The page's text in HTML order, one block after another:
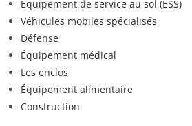
Équipement de service au sol (ESS)
Véhicules mobiles spécialisés
Défense
Équipement médical
Les enclos
Équipement alimentaire
Construction